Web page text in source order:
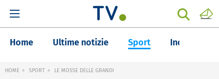
Home Ultime notizie Sport Inchieste
HOME SPORT LE MOSSE DELLE GRANDI